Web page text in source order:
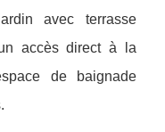
avec terrasse
accès direct à la
de baignade